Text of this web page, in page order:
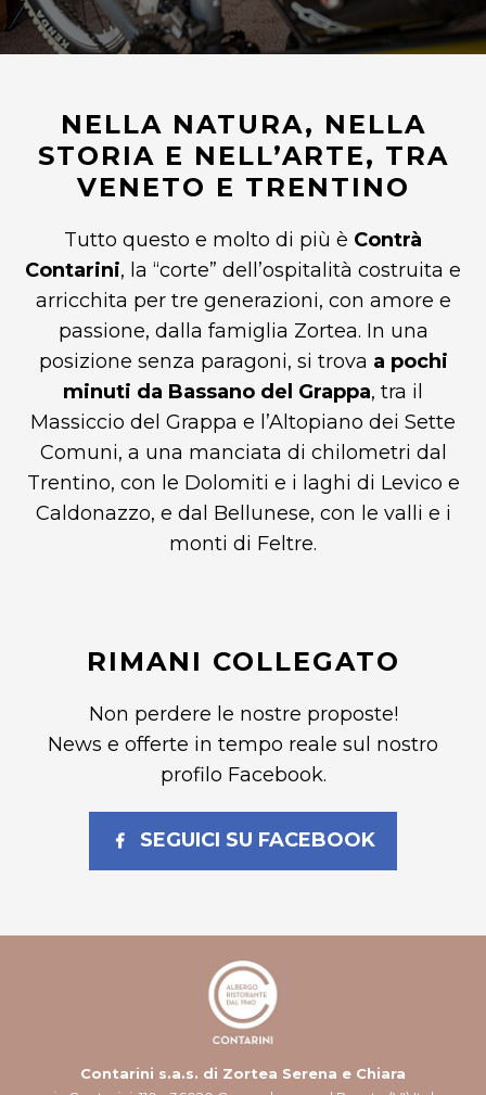
NELLA NATURA, NELLA
STORIA E NELL’ARTE, TRA
VENETO E TRENTINO
Tutto questo e molto di più è Contrà
Contarini, la “corte” dell’ospitalità costruita e
arricchita per tre generazioni, con amore e
passione, dalla famiglia Zortea. In una
posizione senza paragoni, si trova a pochi
minuti da Bassano del Grappa, tra il
Massiccio del Grappa e l’Altopiano dei Sette
Comuni, a una manciata di chilometri dal
Trentino, con le Dolomiti e i laghi di Levico e
Caldonazzo, e dal Bellunese, con le valli e i
monti di Feltre.
RIMANI COLLEGATO
Non perdere le nostre proposte!
News e offerte in tempo reale sul nostro
profilo Facebook.
SEGUICI SU FACEBOOK
Contarini s.a.s. di Zortea Serena e Chiara